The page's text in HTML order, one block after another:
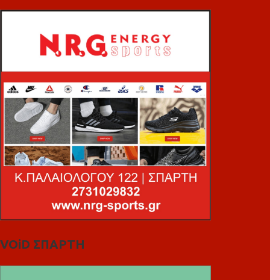
VOiD ΣΠΑΡΤΗ